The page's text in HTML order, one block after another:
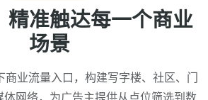
精准触达每一个商业
场景
商业流量入口，构建写字楼、社区、门